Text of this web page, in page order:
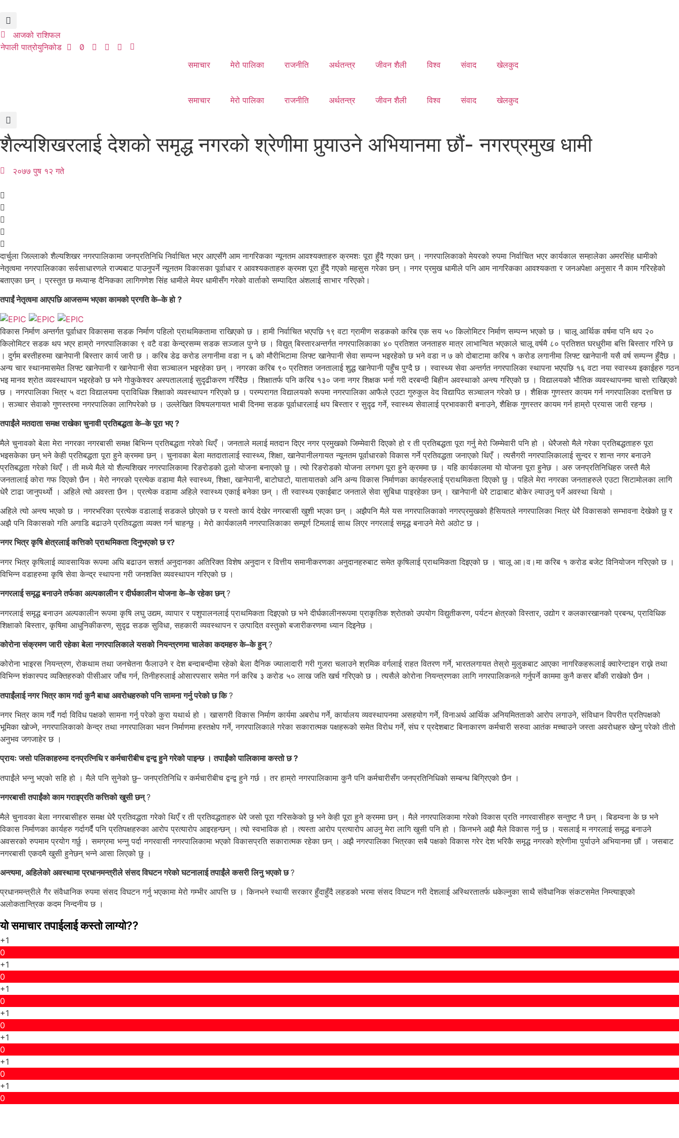
to
contentआजको राशिफल
नेपाली पात्रोयुनिकोड
समाचार
मेरो पालिका राजनीति अर्थतन्त्र जीवन शैली विश्व संवाद खेलकुद
समाचार मेरो पालिका राजनीति अर्थतन्त्र जीवन शैली विश्व संवाद खेलकुद
शैल्यशिखरलाई देशको समृद्ध नगरको श्रेणीमा पुर्‍याउने अभियानमा छौं- नगरप्रमुख धामी
२०७७ पुष १२ गते
दार्चुला जिल्लाको शैल्यशिखर नगरपालिकामा जनप्रतिनिधि निर्वाचित भएर आएसँगै आम नागरिकका न्यूनतम आवश्यक्ताहरु क्रमशः पूरा हुँदै गएका छन् । नगरपालिकाको मेयरको रुपमा निर्वाचित भएर कार्यकाल सम्हालेका अमरसिंह धामीको
नेतृत्वमा नगरपालिकाका सर्वसाधारणले राज्यबाट पाउनुपर्ने न्यूनतम विकासका पूर्वाधार र आवश्यकताहरु क्रमश पूरा हुँदै गएको महसुस गरेका छन् । नगर प्रमुख धामीले पनि आम नागरिकका आवश्यकता र जनअपेक्षा अनुसार नै काम गरिरहेको
बताएका छन् । प्रस्तुत छ मध्यान्ह दैनिकका लागिगणेश सिंह धामीले मेयर धामीसँग गरेको वार्ताको सम्पादित अंशलाई साभार गरिएको।
तपाईं नेतृत्वमा आएपछि आजसम्म भएका कामको प्रगति के–के हो ?
विकास निर्माण अन्तर्गत पूर्वाधार विकासमा सडक निर्माण पहिलो प्राथमिकतामा राखिएको छ । हामी निर्वाचित भएपछि १९ वटा ग्रामीण सडकको करिब एक सय ५० किलोमिटर निर्माण सम्पन्न भएको छ । चालू आर्थिक वर्षमा पनि थप २०
किलोमिटर सडक थप भएर हाम्रो नगरपालिकाका ९ वटै वडा केन्द्रसम्म सडक सञ्जाल पुग्ने छ । विद्युत् बिस्तारअन्तर्गत नगरपालिकाका ४० प्रतिशत जनताहरु मात्र लाभान्वित भएकाले चालू वर्षमै ८० प्रतिशत घरधुरीमा बत्ति बिस्तार गरिने छ
। दुर्गम बस्तीहरुमा खानेपानी बिस्तार कार्य जारी छ । करिब डेढ करोड लगानीमा वडा न ६ को मौरीभिटामा लिफ्ट खानेपानी सेवा सम्पन्न भइरहेको छ भने वडा न ७ को दोबाटामा करिब १ करोड लगानीमा लिफ्ट खानेपानी यसै वर्ष सम्पन्न हुँदैछ ।
अन्य चार स्थानमासमेत लिफ्ट खानेपानी र खानेपानी सेवा सञ्चालन भइरहेका छन् । नगरका करिब ९० प्रतिशत जनतालाई शुद्ध खानेपानी पहुँच पुग्दै छ । स्वास्थ्य सेवा अन्तर्गत नगरपालिका स्थापना भएपछि १६ वटा नया स्वास्थ्य इकाईहरु गठन
भइ मानव श्रोत व्यवस्थापन भइरहेको छ भने गोकुकेश्वर अस्पताललाई सुदृढीकरण गरिँदैछ । शिक्षातर्फ पनि करिब १३० जना नगर शिक्षक भर्ना गरी दरबन्दी बिहीन अवस्थाको अन्त्य गरिएको छ । विद्यालयको भौतिक व्यवस्थापनमा चासो राखिएको
छ । नगरपालिका भित्र ५ वटा विद्यालयमा प्राविधिक शिक्षाको व्यवस्थापन गरिएको छ । परम्परागत विद्यालयको रूपमा नगरपालिका आफैले एउटा गुरुकुल वेद विद्यापिठ सञ्चालन गरेको छ । शैक्षिक गुणस्तर कायम गर्न नगरपालिका दत्तचित्त छ
। सञ्चार सेवाको गुणस्तरमा नगरपालिका लागिपरेको छ । उल्लेखित विषयलगायत भाबी दिनमा सडक पूर्वाधारलाई थप बिस्तार र सुदृढ गर्ने, स्वास्थ्य सेवालाई प्रभावकारी बनाउने, शैक्षिक गुणस्तर कायम गर्न हाम्रो प्रयास जारी रहन्छ ।
तपाईंले मतदाता समक्ष राखेका चुनावी प्रतिबद्धता के–के पूरा भए ?
मैले चुनावको बेला मेरा नगरका नगरबासी समक्ष बिभिन्न प्रतिबद्धता गरेको थिएँ । जनताले मलाई मतदान दिएर नगर प्रमुखको जिम्मेवारी दिएको हो र ती प्रतिबद्धता पूरा गर्नु मेरो जिम्मेवारी पनि हो । धेरैजसो मैले गरेका प्रतिबद्धताहरु पूरा
भइसकेका छन् भने केही प्रतिबद्धता पूरा हुने क्रममा छन् । चुनावका बेला मतदातालाई स्वास्थ्य, शिक्षा, खानेपानीलगायत न्यूनतम पूर्वाधारको विकास गर्ने प्रतिवद्धता जनाएको थिएँ । त्यसैगरी नगरपालिकालाई सुन्दर र शान्त नगर बनाउने
प्रतिबद्धता गरेको थिएँ । ती मध्ये मैले यो शैल्यशिखर नगरपालिकामा रिङरोडको ठूलो योजना बनाएको छु । त्यो रिङरोडको योजना लगभग पूरा हुने क्रममा छ । यहि कार्यकालमा यो योजना पूरा हुनेछ । अरु जनप्रतिनिधिहरु जस्तै मैले
जनतालाई कोरा गफ दिएको छैन । मेरो नगरको प्रत्येक वडामा मैले स्वास्थ्य, शिक्षा, खानेपानी, बाटोघाटो, यातायातको अनि अन्य विकास निर्माणका कार्यहरुलाई प्राथमिकता दिएको छु । पहिले मेरा नगरका जनताहरुले एउटा सिटामोलका लागि
धेरै टाढा जानुपर्थ्यो । अहिले त्यो अवस्ता छैन । प्रत्येक वडामा अहिले स्वास्थ्य एकाई बनेका छन् । ती स्वास्थ्य एकाईबाट जनताले सेवा सुबिधा पाइरहेका छन् । खानेपानी धेरै टाढाबाट बोकेर ल्याउनु पर्ने अवस्था थियो ।
अहिले त्यो अन्त्य भएको छ । नगरभरिका प्रत्येक वडालाई सडकले छोएको छ र यस्तो कार्य देखेर नगरबासी खुशी भएका छन् । अझैपनि मैले यस नगरपालिकाको नगरप्रमुखको हैसियतले नगरपालिका भित्र धेरै विकासको सम्भावना देखेको छु र
अझै पनि विकासको गति अगाडि बढाउने प्रतिवद्धता व्यक्त गर्न चाहन्छु । मेरो कार्यकालमै नगरपालिकाका सम्पूर्ण टिमलाई साथ लिएर नगरलाई समृद्ध बनाउने मेरो अठोट छ ।
नगर भित्र कृषि क्षेत्रलाई कत्तिको प्राथमिकता दिनुभएको छ र?
नगर भित्र कृषिलाई व्यावसायिक रूपमा अघि बढाउन सशर्त अनुदानका अतिरिक्त विशेष अनुदान र वित्तीय समानीकरणका अनुदानहरुबाट समेत कृषिलाई प्राथमिकता दिइएको छ । चालू आ।व।मा करिब १ करोड बजेट विनियोजन गरिएको छ ।
विभिन्न वडाहरुमा कृषि सेवा केन्द्र स्थापना गरी जनशक्ति व्यवस्थापन गरिएको छ ।
नगरलाई समृद्ध बनाउने तर्फका अल्पकालीन र दीर्घकालीन योजना के–के रहेका छन्?
नगरलाई समृद्ध बनाउन अल्पकालीन रूपमा कृषि लघु उद्यम, व्यापार र पशुपालनलाई प्राथमिकता दिइएको छ भने दीर्घकालीनरूपमा प्राकृतिक श्रोतको उपयोग विद्युतीकरण, पर्यटन क्षेत्रको विस्तार, उद्योग र कलकारखानको प्रबन्ध, प्राविधिक
शिक्षाको बिस्तार, कृषिमा आधुनिकीकरण, सुदृढ सडक सुविधा, सहकारी व्यवस्थापन र उत्पादित वस्तुको बजारीकरणमा ध्यान दिइनेछ ।
कोरोना संक्रमण जारी रहेका बेला नगरपालिकाले यसको नियन्त्रणमा चालेका कदमहरु के–के हुन्?
कोरोना भाइरस नियन्त्रण, रोकथाम तथा जनचेतना फैलाउने र देश बन्दाबन्दीमा रहेको बेला दैनिक ज्यालादारी गरी गुजरा चलाउने श्रमिक वर्गलाई राहत वितरण गर्ने, भारतलगायत तेस्रो मुलुकबाट आएका नागरिकहरूलाई क्वारेन्टाइन राख्ने तथा
विभिन्न शंकास्पद व्यक्तिहरुको पीसीआर जाँच गर्न, तिनीहरुलाई ओसारपसार समेत गर्न करिब ३ करोड ५० लाख जति खर्च गरिएको छ । त्यसैले कोरोना नियन्त्रणका लागि नगरपालिकनले गर्नुपर्ने काममा कुनै कसर बाँकी राखेको छैन ।
तपाईंलाई नगर भित्र काम गर्दा कुनै बाधा अवरोधहरुको पनि सामना गर्नु परेको छ कि?
नगर भित्र काम गर्दै गर्दा विविध पक्षको सामना गर्नु परेको कुरा यथार्थ हो । खासगरी विकास निर्माण कार्यमा अबरोध गर्ने, कार्यालय व्यवस्थापनमा असहयोग गर्ने, विनाअर्थ आर्थिक अनियमितताको आरोप लगाउने, संविधान विपरीत प्रतिपक्षको
भूमिका खोज्ने, नगरपालिकाको केन्द्र तथा नगरपालिका भवन निर्माणमा हस्तक्षेप गर्ने, नगरपालिकाले गरेका सकारात्मक पक्षहरूको समेत विरोध गर्ने, संघ र प्रदेशबाट बिनाकारण कर्मचारी सरुवा आतंक मच्चाउने जस्ता अवरोधहरु खेप्नु परेको तीतो
अनुभव जगजाहेर छ ।
प्रायः जसो पलिकाहरुमा दनप्रत्निधि र कर्मचारीबीच द्वन्द्व हुने गरेको पाइन्छ । तपाईंको पालिकामा कस्तो छ ?
तपाईंले भन्नु भएको सहि हो । मैले पनि सुनेको छु– जनप्रतिनिधि र कर्मचारीबीच द्वन्द्व हुने गर्छ । तर हाम्रो नगरपालिकामा कुनै पनि कर्मचारीसँग जनप्रतिनिधिको सम्बन्ध बिग्रिएको छैन ।
नगरबासी तपाईंको काम गराइप्रति कत्तिको खुसी छन्?
मैले चुनावका बेला नगरबासीहरु समक्ष धेरै प्रतिवद्धता गरेको थिएँ र ती प्रतिवद्धताहरु धेरै जसो पूरा गरिसकेको छु भने केही पूरा हुने क्रममा छन् । मैले नगरपालिकामा गरेको विकास प्रति नगरवासीहरु सन्तुष्ट नै छन् । बिडम्वना के छ भने
विकास निर्माणका कार्यहरु गर्दागर्दै पनि प्रतिपक्षहरुका आरोप प्रत्यारोप आइरहन्छन् । त्यो स्वभाविक हो । त्यस्ता आरोप प्रत्यारोप आउनु मेरा लागि खुसी पनि हो । किनभने अझै मैले विकास गर्नु छ । यसलाई म नगरलाई समृद्ध बनाउने
अवसरको रुपमाम प्रयोग गर्छु । समग्रमा भन्नु पर्दा नगरवासी नगरपालिकामा भएको विकासप्रति सकारात्मक रहेका छन् । अझै नगरपालिका भित्रका सबै पक्षको विकास गरेर देश भरिकै समृद्ध नगरको श्रेणीमा पुर्याउने अभियानमा छौं । जसबाट
नगरबासी एकदमै खुसी हुनेछन् भन्ने आसा लिएको छु ।
अन्त्यमा, अहिलेको अवस्थामा प्रधानमन्त्रीले संसद विघटन गरेको घटनालाई तपाईंले कसरी लिनु भएको छ?
प्रधानमन्त्रीले गैर संवैधानिक रुपमा संसद विघटन गर्नु भएकामा मेरो गम्भीर आपत्ति छ । किनभने स्थायी सरकार हुँदाहुँदै लहडको भरमा संसद विघटन गरी देशलाई अस्थिरतातर्फ धकेल्नुका साथै संवैधानिक संकटसमेत निम्त्याइएको
अलोकतान्त्रिक कदम निन्दनीय छ ।
यो समाचार तपाईलाई कस्तो लाग्यो??
+1
0
+1
0
+1
0
+1
0
+1
0
+1
0
+1
0